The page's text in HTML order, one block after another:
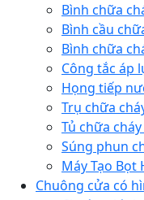
Bình chữa
Bình cầu
Bình chữa
Công tắc áp
Họng tiếp
Trụ chữa
Tủ chữa
Súng phun
Máy Tạo Bọt
Chuông cửa có